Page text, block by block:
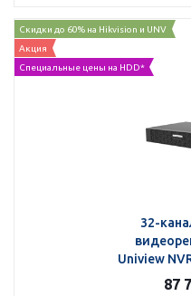
Скидки до 60% на Hikvision и UNV
Акция
Специальные цены на HDD*
32-
Uniview
87